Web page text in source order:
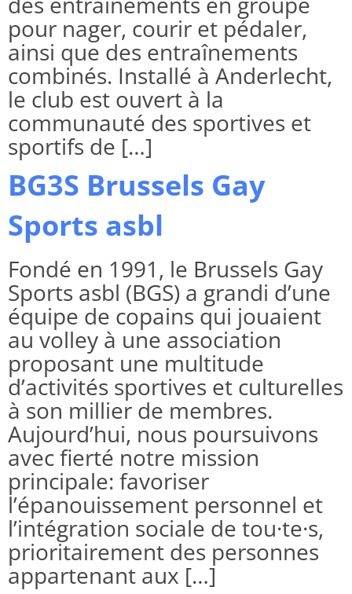
pour nager, courir et pédaler,
ainsi que des entraînements
combinés. Installé à Anderlecht,
le club est ouvert à la
communauté des sportives et
sportifs de […]
BG3S Brussels Gay
Sports asbl
Fondé en 1991, le Brussels Gay
Sports asbl (BGS) a grandi d’une
équipe de copains qui jouaient
au volley à une association
proposant une multitude
d’activités sportives et culturelles
à son millier de membres.
Aujourd’hui, nous poursuivons
avec fierté notre mission
principale: favoriser
l’épanouissement personnel et
l’intégration sociale de tou·te·s,
prioritairement des personnes
appartenant aux […]